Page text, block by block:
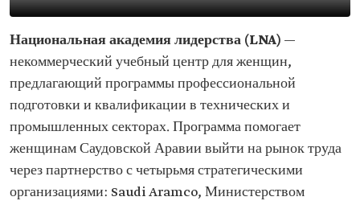
Национальная академия лидерства (LNA) —
некоммерческий учебный центр для женщин,
предлагающий программы профессиональной
подготовки и квалификации в технических и
промышленных секторах. Программа помогает
женщинам Саудовской Аравии выйти на рынок труда
через партнерство с четырьмя стратегическими
организациями: Saudi Aramco, Министерством